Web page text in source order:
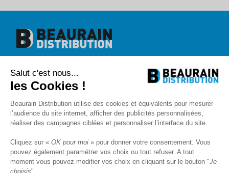
1 rue de l'abbé Caron
BP 40020
80390 Fressenneville
contact@beaurain-distribution.com
Qui sommes-nous?
Mentions légales
CGV
Politique de protection des données
Salut c'est nous...
les Cookies !
Beaurain Distribution utilise des cookies et équivalents pour mesurer
l’audience du site internet, afficher des publicités personnalisées,
réaliser des campagnes ciblées et personnaliser l’interface du site.
Cliquez sur « OK pour moi » pour donner votre consentement. Vous
pouvez également paramétrer vos choix ou tout refuser. A tout
moment vous pouvez modifier vos choix en cliquant sur le bouton "Je
choisis"